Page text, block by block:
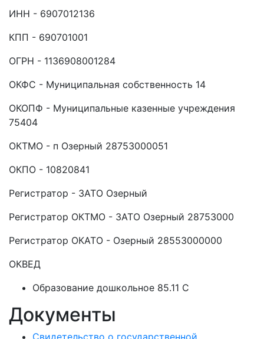
ИНН - 6907012136
КПП - 690701001
ОГРН - 1136908001284
ОКФС - Муниципальная собственность 14
ОКОПФ - Муниципальные казенные учреждения
75404
ОКТМО - п Озерный 28753000051
ОКПО - 10820841
Регистратор - ЗАТО Озерный
Регистратор ОКТМО - ЗАТО Озерный 28753000
Регистратор ОКАТО - Озерный 28553000000
ОКВЕД
Образование дошкольное 85.11 C
Документы
Свидетельство о государственной